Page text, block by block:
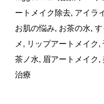
ートメイク除去, アイラ
お肌の悩み, お茶の水, す
メ , リップアートメイク,
茶ノ水, 眉アートメイク,
治療